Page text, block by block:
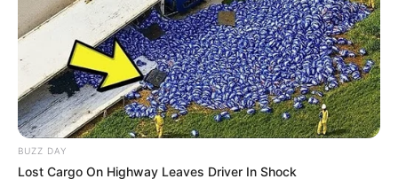
BUZZ DAY
Lost Cargo On Highway Leaves Driver In Shock